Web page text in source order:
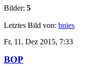
Bilder: 5
Letztes Bild von: bnies
Fr, 11. Dez 2015, 7:33
BOP